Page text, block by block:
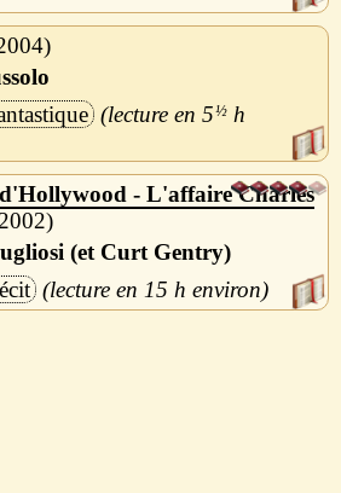
5½ h
- L'affaire Charles
2002
(et Curt Gentry)
15 h